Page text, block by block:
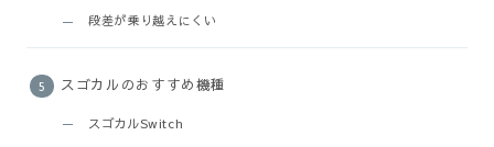
段差が乗り越えにくい
スゴカルのおすすめ機種
スゴカルSwitch